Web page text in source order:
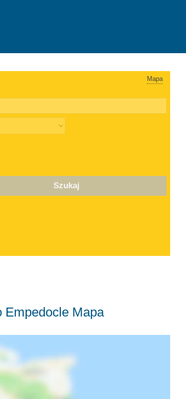
Mapa
Szukaj
Empedocle Mapa